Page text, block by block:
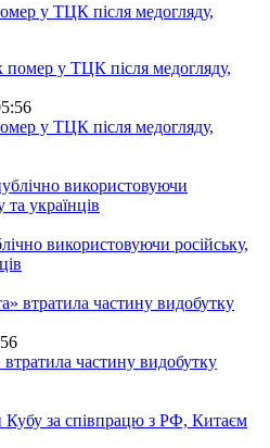
у ТЦК після медогляду,
у ТЦК після медогляду,
використовуючи російську,
частину видобутку